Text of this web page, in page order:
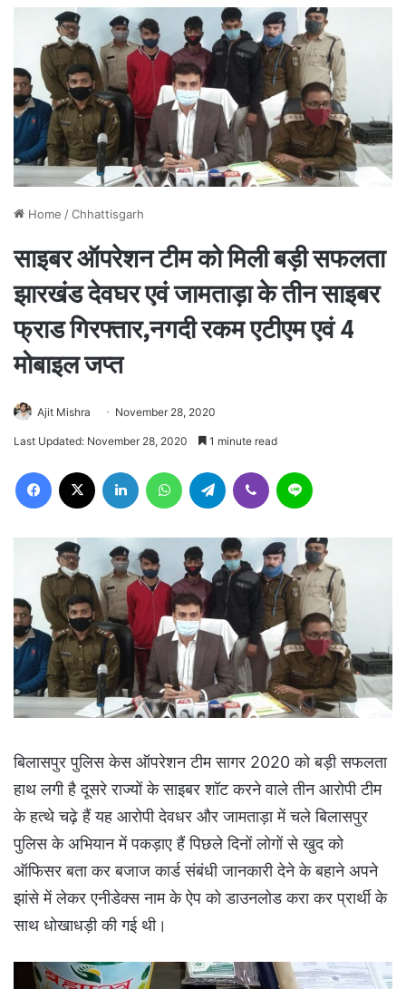
Home /Chhattisgarh
साइबर ऑपरेशन टीम को मिली बड़ी सफलता
झारखंड देवघर एवं जामताड़ा के तीन साइबर
फ्राड गिरफ्तार,नगदी रकम एटीएम एवं 4
मोबाइल जप्त
Ajit Mishra November 28, 2020
Last Updated: November 28, 2020 1 minute read
Facebook LinkedIn WhatsAppTelegram Viber
बिलासपुर पुलिस केस ऑपरेशन टीम सागर 2020 को बड़ी सफलता
हाथ लगी है दूसरे राज्यों के साइबर शॉट करने वाले तीन आरोपी टीम
के हत्थे चढ़े हैं यह आरोपी देवधर और जामताड़ा में चले बिलासपुर
पुलिस के अभियान में पकड़ाए हैं पिछले दिनों लोगों से खुद को
ऑफिसर बता कर बजाज कार्ड संबंधी जानकारी देने के बहाने अपने
झांसे में लेकर एनीडेक्स नाम के ऐप को डाउनलोड करा कर प्रार्थी के
साथ धोखाधड़ी की गई थी।